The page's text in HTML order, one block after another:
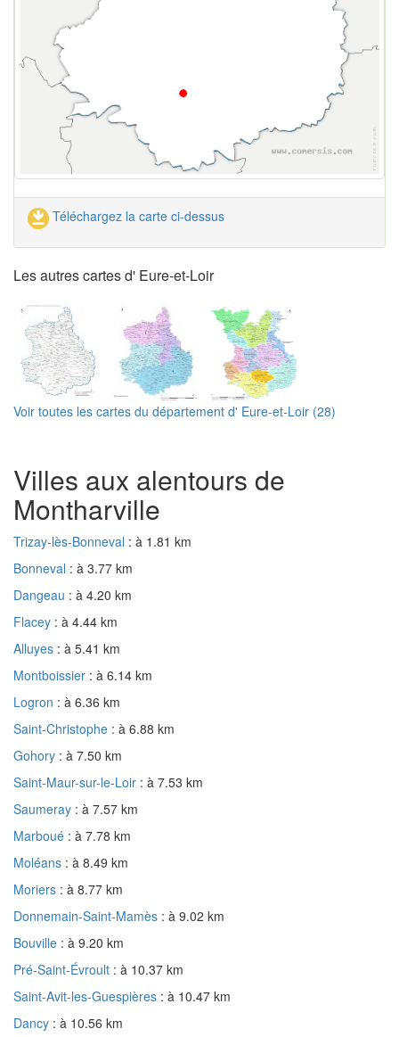
Téléchargez la carte ci-dessus
Les autres cartes d' Eure-et-Loir
Voir toutes les cartes du département d' Eure-et-Loir (28)
Villes aux alentours de
Montharville
Trizay-lès-Bonneval : à 1.81 km
Bonneval : à 3.77 km
Dangeau : à 4.20 km
Flacey : à 4.44 km
Alluyes : à 5.41 km
Montboissier : à 6.14 km
Logron : à 6.36 km
Saint-Christophe : à 6.88 km
Gohory : à 7.50 km
Saint-Maur-sur-le-Loir : à 7.53 km
Saumeray : à 7.57 km
Marboué : à 7.78 km
Moléans : à 8.49 km
Moriers : à 8.77 km
Donnemain-Saint-Mamès : à 9.02 km
Bouville : à 9.20 km
Pré-Saint-Évroult : à 10.37 km
Saint-Avit-les-Guespières : à 10.47 km
Dancy : à 10.56 km